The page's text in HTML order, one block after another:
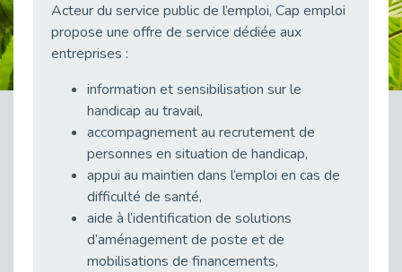
Publié le 13/04/2026
Publié le 13/04/2026
Journée mondiale de la maladie de Parkinson : Mieux comprendre pour mieux accompagner
Publié le 11/04/2026
L’alternance pour tous : Cap Emploi 92 et Seine Ouest Entreprise et Emploi mobilisés à Boulogne-Billancourt
Publié le 11/04/2026
Publié le 11/04/2026
Publié le 11/04/2026
Acteur du service public de l’emploi, Cap emploi
propose une offre de service dédiée aux
entreprises :
information et sensibilisation sur le
handicap au travail,
accompagnement au recrutement de
personnes en situation de handicap,
appui au maintien dans l’emploi en cas de
difficulté de santé,
aide à l’identification de solutions
d’aménagement de poste et de
mobilisations de financements,